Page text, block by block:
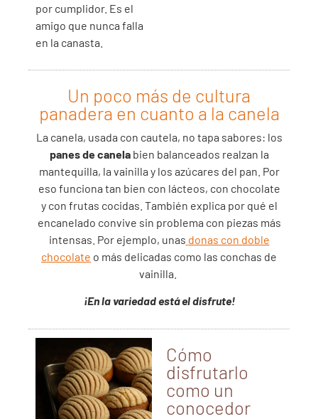
por cumplidor. Es el
amigo que nunca falla
en la canasta.
Un poco más de cultura
panadera en cuanto a la canela
La canela, usada con cautela, no tapa sabores: los
panes de canelabien balanceados realzan la
mantequilla, la vainilla y los azúcares del pan. Por
eso funciona tan bien con lácteos, con chocolate
y con frutas cocidas. También explica por qué el
encanelado convive sin problema con piezas más
intensas. Por ejemplo, unas donas con doble
chocolate o más delicadas como las conchas de
vainilla.
¡En la variedad está el disfrute!
Cómo
disfrutarlo
como un
conocedor